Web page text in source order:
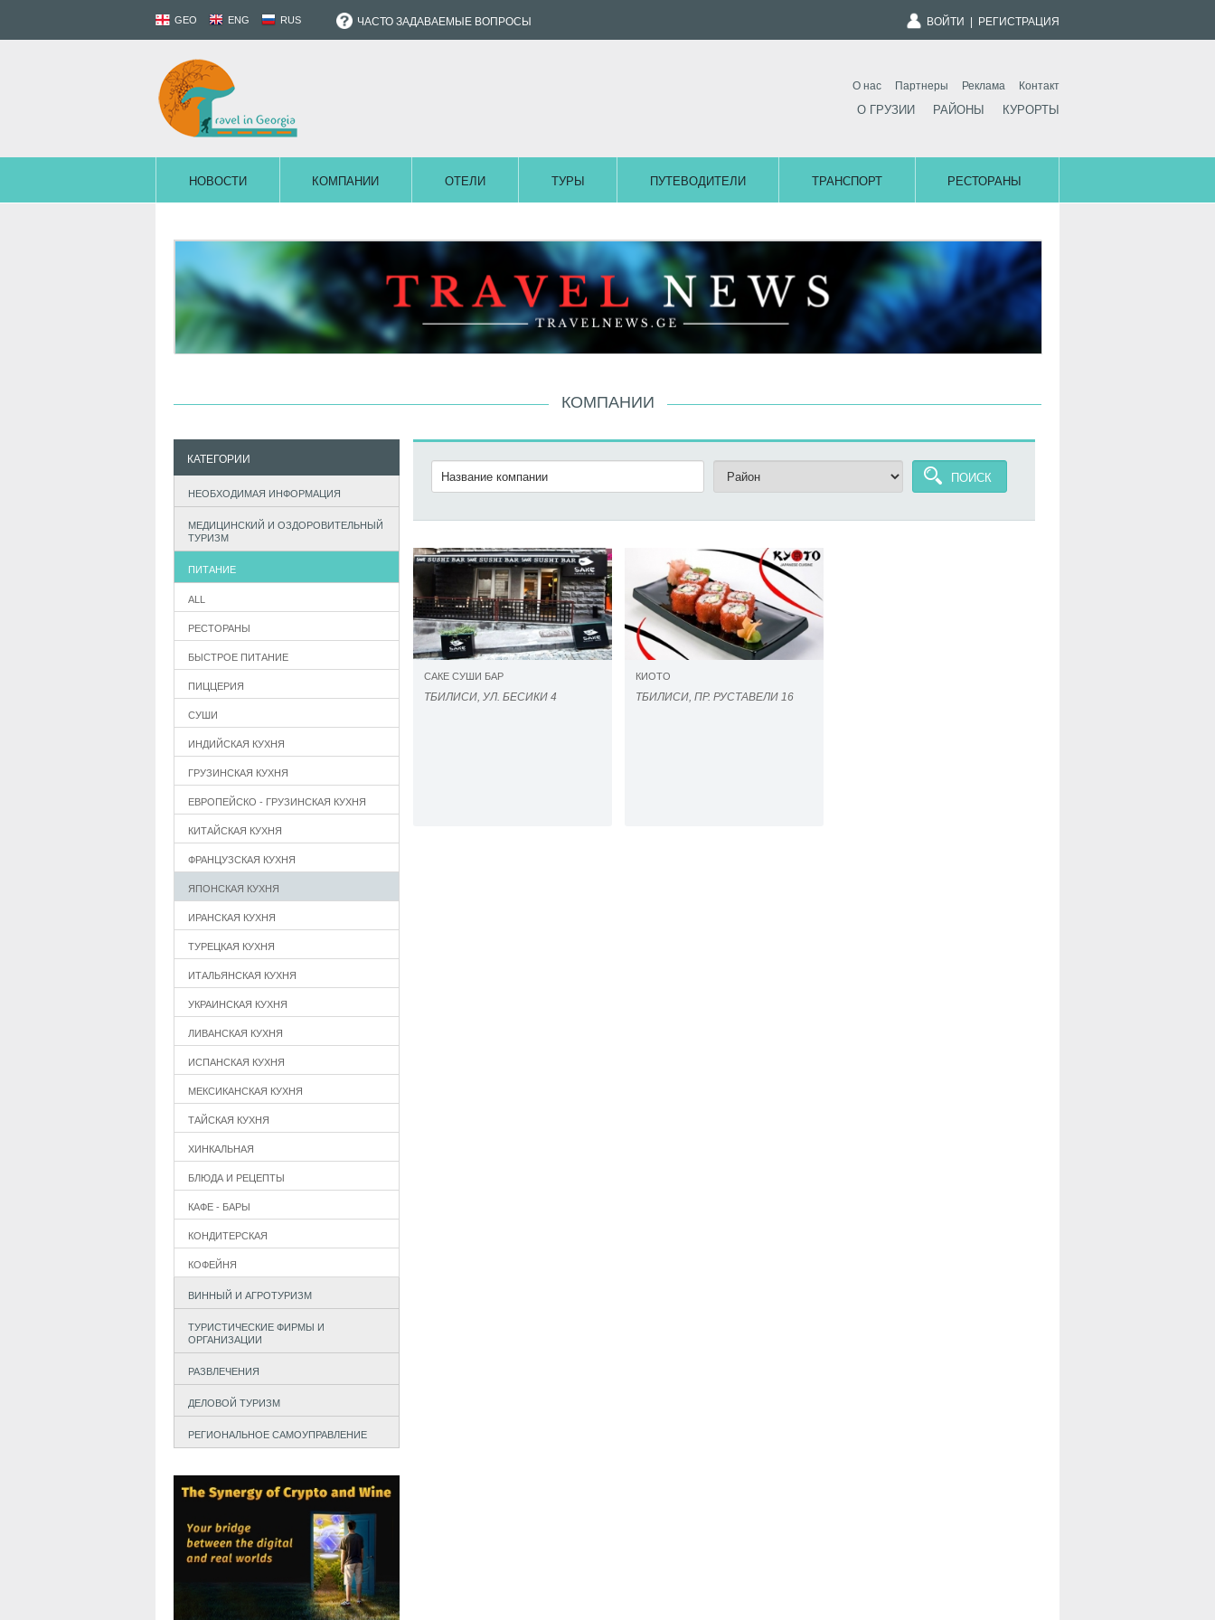
GEO ENG RUS ЧАСТО ЗАДАВАЕМЫЕ ВОПРОСЫ ВОЙТИ РЕГИСТРАЦИЯ
О нас Партнеры Реклама Контакт
О ГРУЗИИ РАЙОНЫ КУРОРТЫ
НОВОСТИ КОМПАНИИ ОТЕЛИ ТУРЫ ПУТЕВОДИТЕЛИ ТРАНСПОРТ РЕСТОРАНЫ
КОМПАНИИ
КАТЕГОРИИ
НЕОБХОДИМАЯ ИНФОРМАЦИЯ
МЕДИЦИНСКИЙ И ОЗДОРОВИТЕЛЬНЫЙ
ТУРИЗМ
ПИТАНИЕ
ALL
РЕСТОРАНЫ
БЫСТРОЕ ПИТАНИЕ
ПИЦЦЕРИЯ
СУШИ
ИНДИЙСКАЯ КУХНЯ
ГРУЗИНСКАЯ КУХНЯ
ЕВРОПЕЙСКО - ГРУЗИНСКАЯ КУХНЯ
КИТАЙСКАЯ КУХНЯ
ФРАНЦУЗСКАЯ КУХНЯ
ЯПОНСКАЯ КУХНЯ
ИРАНСКАЯ КУХНЯ
ТУРЕЦКАЯ КУХНЯ
ИТАЛЬЯНСКАЯ КУХНЯ
УКРАИНСКАЯ КУХНЯ
ЛИВАНСКАЯ КУХНЯ
ИСПАНСКАЯ КУХНЯ
МЕКСИКАНСКАЯ КУХНЯ
ТАЙСКАЯ КУХНЯ
ХИНКАЛЬНАЯ
БЛЮДА И РЕЦЕПТЫ
КАФЕ - БАРЫ
КОНДИТЕРСКАЯ
КОФЕЙНЯ
ВИННЫЙ И АГРОТУРИЗМ
ТУРИСТИЧЕСКИЕ ФИРМЫ И
ОРГАНИЗАЦИИ
РАЗВЛЕЧЕНИЯ
ДЕЛОВОЙ ТУРИЗМ
РЕГИОНАЛЬНОЕ САМОУПРАВЛЕНИЕ
ПОИСК
САКЕ СУШИ БАР
ТБИЛИСИ, УЛ. БЕСИКИ 4
КИОТО
ТБИЛИСИ, ПР. РУСТАВЕЛИ 16